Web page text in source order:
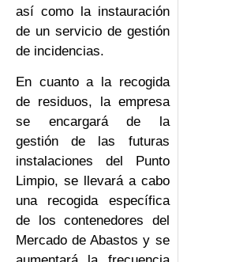
así como la instauración
de un servicio de gestión
de incidencias.
En cuanto a la recogida
de residuos, la empresa
se encargará de la
gestión de las futuras
instalaciones del Punto
Limpio, se llevará a cabo
una recogida específica
de los contenedores del
Mercado de Abastos y se